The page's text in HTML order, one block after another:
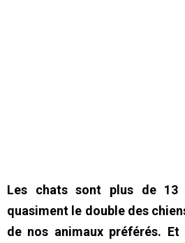
Les chats sont plus de 13
quasiment le double des
de nos animaux préférés.